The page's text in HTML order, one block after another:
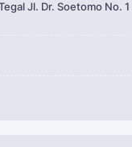
Jl. Dr. Soetomo No. 1